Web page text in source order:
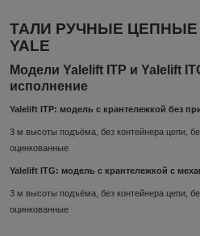
ТАЛИ РУЧНЫЕ
YALE
Модели Yalelift ITP и Yalelift
исполнение
Yalelift ITP: модель с крантележкой без
3 м высоты подъёма, без контейнера цепи,
оцинкованные
Yalelift ITG: модель с крантележкой с
3 м высоты подъёма, без контейнера цепи,
оцинкованные